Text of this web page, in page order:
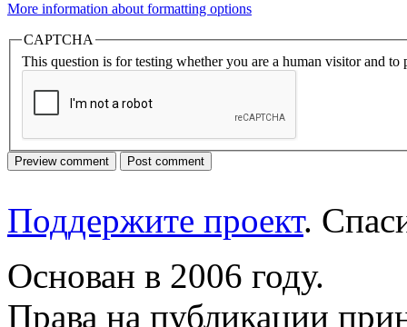
More information about formatting options
CAPTCHA
This question is for testing whether you are a human visitor and to
Поддержите проект.
Основан в 2006 году.
Права на публикации